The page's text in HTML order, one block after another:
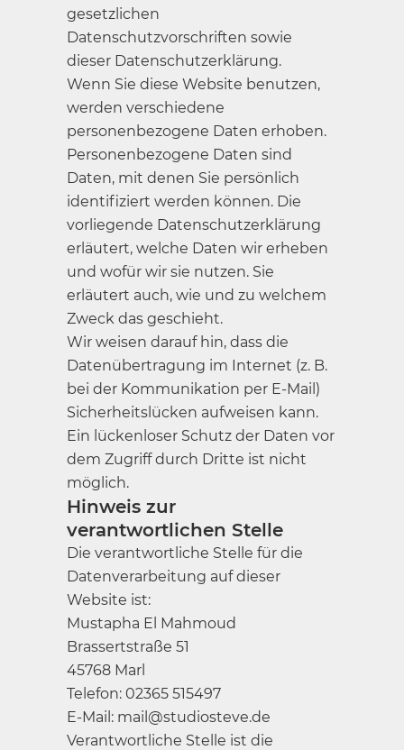
gesetzlichen
Datenschutzvorschriften sowie
dieser Datenschutzerklärung.
Wenn Sie diese Website benutzen,
werden verschiedene
personenbezogene Daten erhoben.
Personenbezogene Daten sind
Daten, mit denen Sie persönlich
identifiziert werden können. Die
vorliegende Datenschutzerklärung
erläutert, welche Daten wir erheben
und wofür wir sie nutzen. Sie
erläutert auch, wie und zu welchem
Zweck das geschieht.
Wir weisen darauf hin, dass die
Datenübertragung im Internet (z. B.
bei der Kommunikation per E-Mail)
Sicherheitslücken aufweisen kann.
Ein lückenloser Schutz der Daten vor
dem Zugriff durch Dritte ist nicht
möglich.
Hinweis zur
verantwortlichen Stelle
Die verantwortliche Stelle für die
Datenverarbeitung auf dieser
Website ist:
Mustapha El Mahmoud
Brassertstraße 51
45768 Marl
Telefon: 02365 515497
E-Mail: mail@studiosteve.de
Verantwortliche Stelle ist die